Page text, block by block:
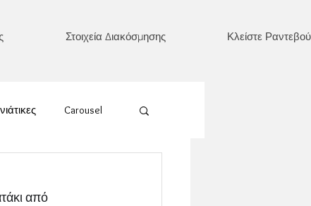
Στοιχεία Διακόσμησης Κλείστε Ραντεβού
Carousel
από